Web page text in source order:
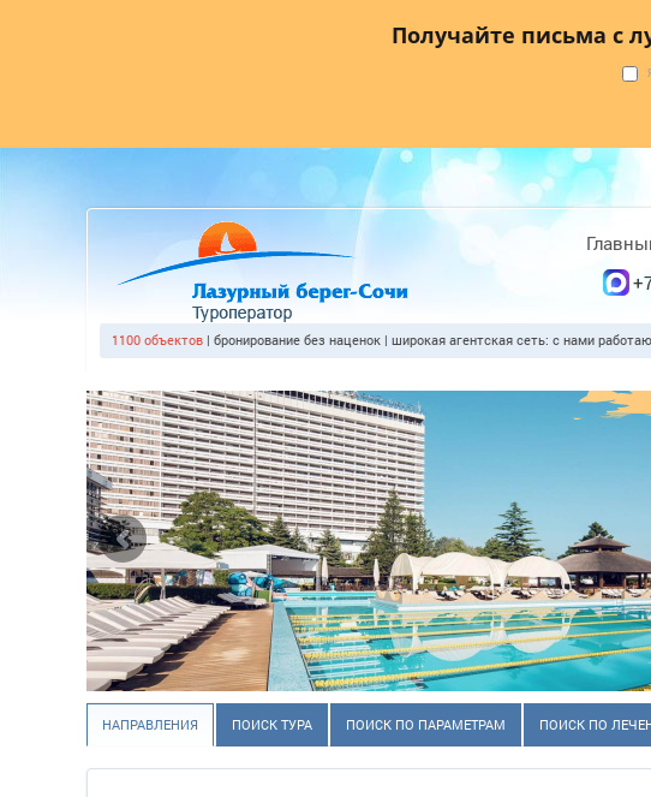
Получайте письма с
Агентствам
1100 объектов | бронирование без наценок | широкая агентская сеть: с нами
НАПРАВЛЕНИЯ ПОИСК ТУРА ПОИСК ПО ПАРАМЕТРАМ ПОИСК ПО